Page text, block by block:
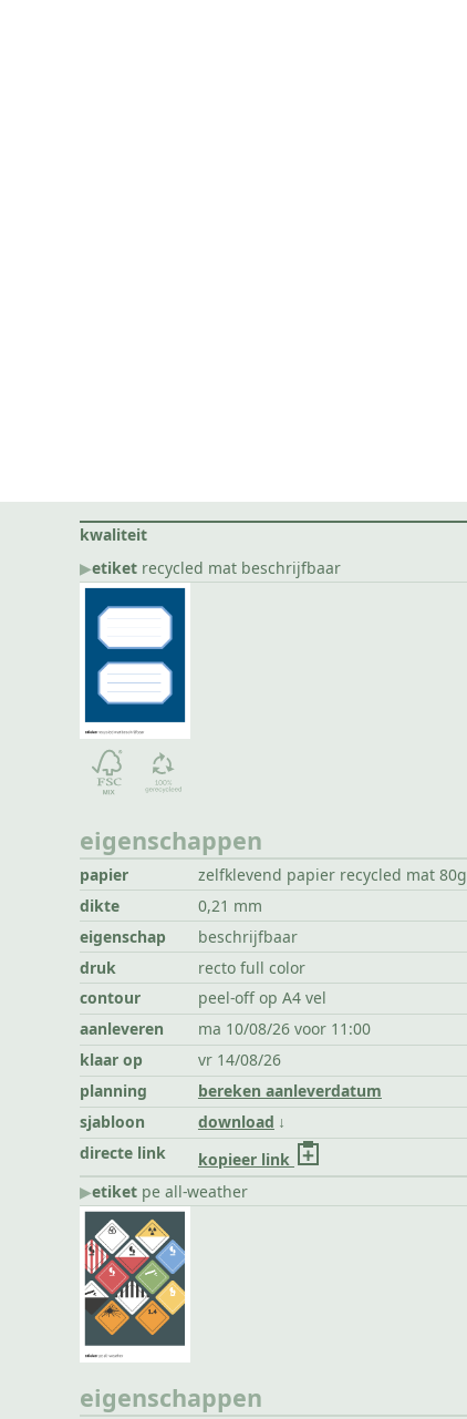
kwaliteit
▶︎etiket recycled mat beschrijfbaar
eigenschappen
papier
zelfklevend papier recycled mat 80g
dikte
0,21 mm
eigenschap
beschrijfbaar
druk
recto full color
contour
peel-off op A4 vel
aanleveren
ma 10/08/26 voor 11:00
klaar op
vr 14/08/26
planning
bereken aanleverdatum
sjabloon
download
directe link
kopieer link
▶︎etiket pe all-weather
eigenschappen